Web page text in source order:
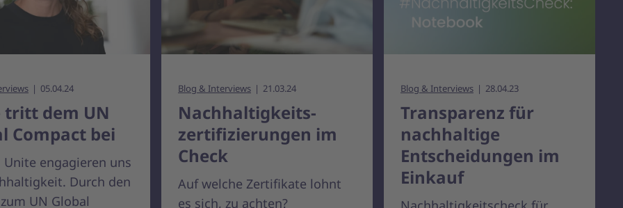
05.04.24
tritt dem UN
Compact bei
Unite engagieren uns
Durch den
UN Global
Blog & Interviews 21.03.24
Nachhaltigkeits-
zertifizierungen im
Check
Auf welche Zertifikate lohnt
es sich, zu achten?
Blog & Interviews 28.04.23
Transparenz für
nachhaltige
Entscheidungen im
Einkauf